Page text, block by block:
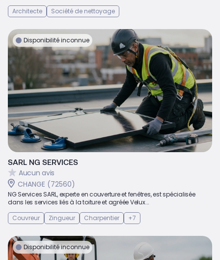
Architecte
Société de nettoyage
Disponibilité inconnue
SARL NG SERVICES
Aucun avis
CHANGE (72560)
NG Services SARL, experte en couverture et fenêtres, est spécialisée
dans les services liés à la toiture et agréée Velux...
Couvreur
Zingueur Charpentier +7
Disponibilité inconnue